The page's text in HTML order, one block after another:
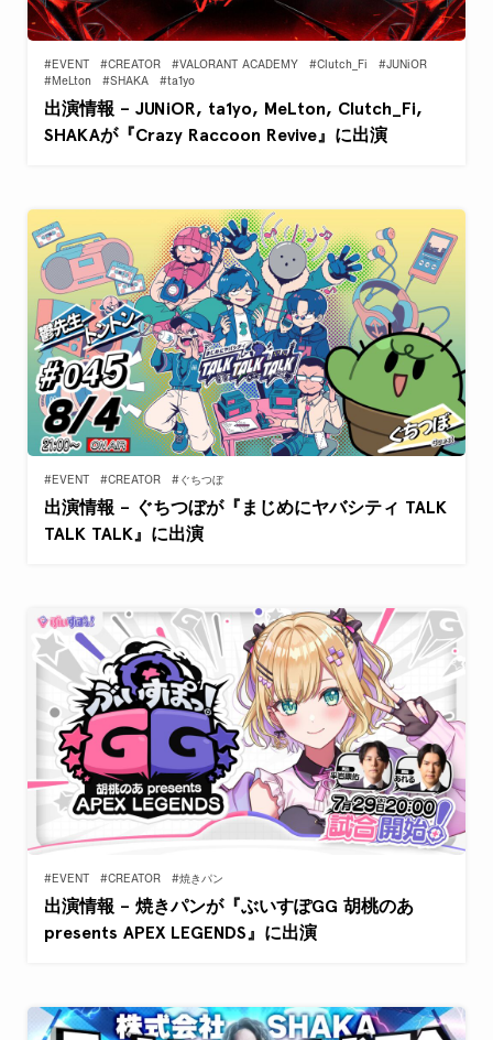
#EVENT #CREATOR #VALORANT ACADEMY #Clutch_Fi
#JUNiOR
#MeLton
#SHAKA #ta1yo
出演情報 – JUNiOR, ta1yo, MeLton, Clutch_Fi,
SHAKAが『Crazy Raccoon Revive』に出演
#EVENT #CREATOR #ぐちつぼ
出演情報 – ぐちつぼが『まじめにヤバシティ TALK
TALK TALK』に出演
#EVENT #CREATOR #焼きパン
出演情報 – 焼きパンが『ぶいすぽGG 胡桃のあ
presents APEX LEGENDS』に出演